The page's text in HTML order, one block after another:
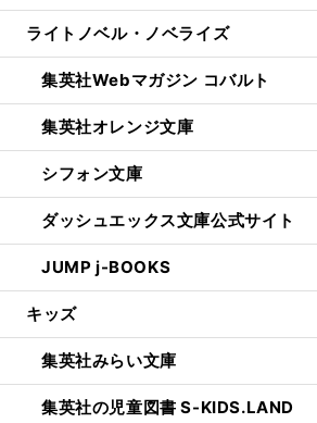
ライトノベル・ノベライズ
集英社Webマガジン コバルト
集英社オレンジ文庫
シフォン文庫
ダッシュエックス文庫公式サイト
JUMP j-BOOKS
キッズ
集英社みらい文庫
集英社の児童図書 S-KIDS.LAND